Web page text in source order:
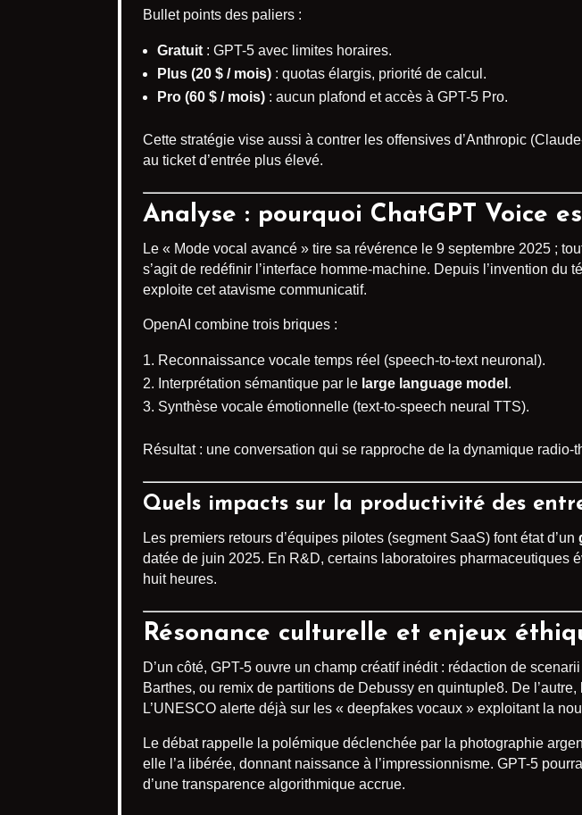
Bullet points des paliers :
Gratuit : GPT-5 avec limites horaires.
Plus (20 $ / mois) : quotas élargis, priorité de calcul.
Pro (60 $ / mois) : aucun plafond et accès à GPT-5 Pro.
Cette stratégie vise aussi à contrer les offensives d’Anthropic
au ticket d’entrée plus élevé.
Analyse : pourquoi ChatGPT Voice
Le « Mode vocal avancé » tire sa révérence le 9 septembre 2025 ;
s’agit de redéfinir l’interface homme-machine. Depuis l’invention
exploite cet atavisme communicatif.
OpenAI combine trois briques :
Reconnaissance vocale temps réel (speech-to-text neuronal).
Interprétation sémantique par le large language model .
Synthèse vocale émotionnelle (text-to-speech neural TTS).
Résultat : une conversation qui se rapproche de la dynamique
Quels impacts sur la productivité des
Les premiers retours d’équipes pilotes (segment SaaS) font état d’un
datée de juin 2025. En R&D, certains laboratoires pharmaceutiques
huit heures.
Résonance culturelle et enjeux
D’un côté, GPT-5 ouvre un champ créatif inédit : rédaction de
Barthes, ou remix de partitions de Debussy en quintuple8. De
L’UNESCO alerte déjà sur les « deepfakes vocaux » exploitant la
Le débat rappelle la polémique déclenchée par la photographie
elle l’a libérée, donnant naissance à l’impressionnisme. GPT-5
d’une transparence algorithmique accrue.